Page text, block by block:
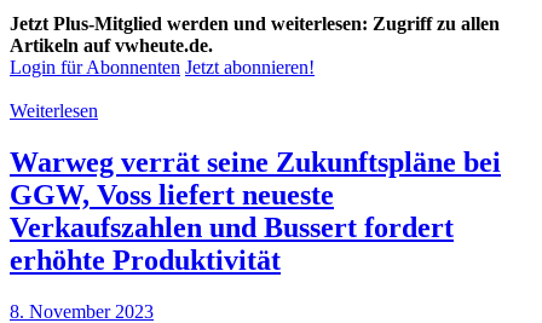
Jetzt Plus-Mitglied werden und weiterlesen: Zugriff zu allen
Artikeln auf vwheute.de.
Login für Abonnenten Jetzt abonnieren!
Weiterlesen
Warweg verrät seine Zukunftspläne bei
GGW, Voss liefert neueste
Verkaufszahlen und Bussert fordert
erhöhte Produktivität
8. November 2023